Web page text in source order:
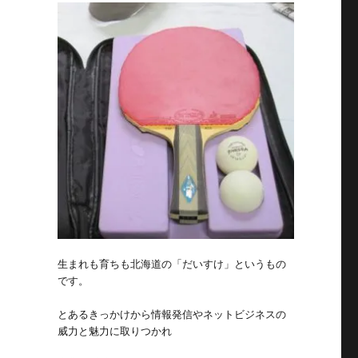
生まれも育ちも北海道の「だいすけ」というもの
です。
とあるきっかけから情報発信やネットビジネスの
威力と魅力に取りつかれ